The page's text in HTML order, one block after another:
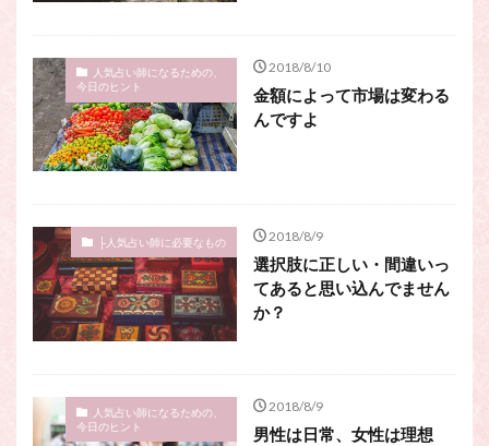
人気占い師になるための、
今日のヒント
2018/8/10
金額によって市場は変わる
んですよ
├人気占い師に必要なもの 2018/8/9
選択肢に正しい・間違いっ
てあると思い込んでません
か？
人気占い師になるための、
今日のヒント
2018/8/9
男性は日常、女性は理想